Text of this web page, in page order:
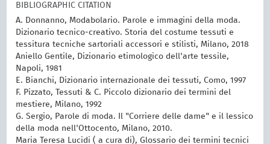
BIBLIOGRAPHIC CITATION
A. Donnanno, Modabolario. Parole e immagini della moda.
Dizionario tecnico-creativo. Storia del costume tessuti e
tessitura tecniche sartoriali accessori e stilisti, Milano, 2018
Aniello Gentile, Dizionario etimologico dell'arte tessile,
Napoli, 1981
E. Bianchi, Dizionario internazionale dei tessuti, Como, 1997
F. Pizzato, Tessuti & C. Piccolo dizionario dei termini del
mestiere, Milano, 1992
G. Sergio, Parole di moda. Il "Corriere delle dame" e il lessico
della moda nell'Ottocento, Milano, 2010.
Maria Teresa Lucidi ( a cura di), Glossario dei termini tecnici